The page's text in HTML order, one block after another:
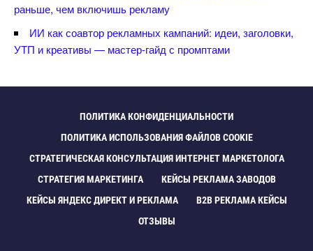
раньше, чем включишь рекламу
ИИ как соавтор рекламных кампаний: идеи, заголовки,
УТП и креативы — мастер-гайд с промптами
ПОЛИТИКА КОНФИДЕНЦИАЛЬНОСТИ
ПОЛИТИКА ИСПОЛЬЗОВАНИЯ ФАЙЛОВ COOKIE
СТРАТЕГИЧЕСКАЯ КОНСУЛЬТАЦИЯ ИНТЕРНЕТ МАРКЕТОЛОГА
СТРАТЕГИЯ МАРКЕТИНГА
КЕЙСЫ РЕКЛАМА ЗАВОДО
КЕЙСЫ ЯНДЕКС ДИРЕКТ И РЕКЛАМА
B2B РЕКЛАМА КЕЙСЫ
ОТЗЫВЫ